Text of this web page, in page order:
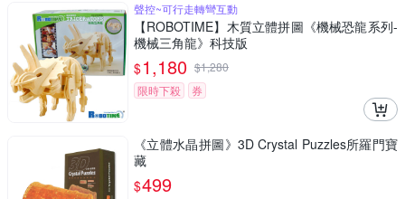
聲控~可行走轉彎互動
【ROBOTIME】木質立體拼圖《機械恐龍系列-
機械三角龍》科技版
$1,180 $1,280
限時下殺
券
《立體水晶拼圖》3D Crystal Puzzles所羅門寶
藏
$499